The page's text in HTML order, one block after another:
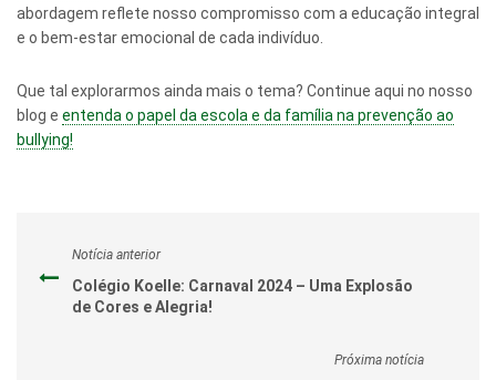
abordagem reflete nosso compromisso com a educação integral
e o bem-estar emocional de cada indivíduo.
Que tal explorarmos ainda mais o tema? Continue aqui no nosso
blog e entenda o papel da escola e da família na prevenção ao
bullying!
Notícia anterior
Colégio Koelle: Carnaval 2024 – Uma Explosão
de Cores e Alegria!
Próxima notícia